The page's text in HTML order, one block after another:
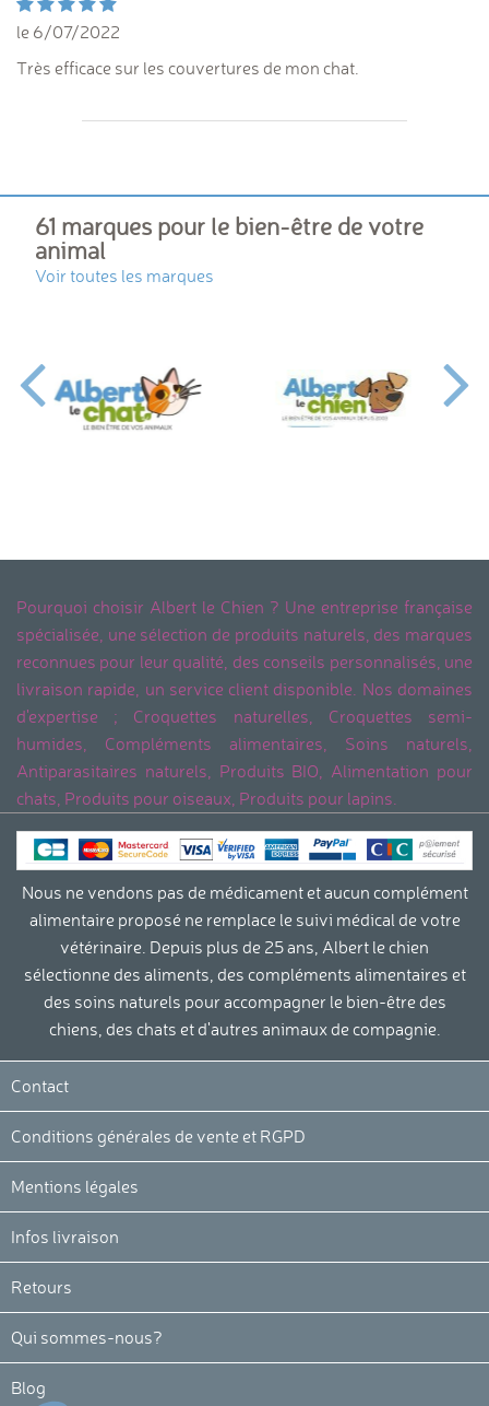
le 6/07/2022
Très efficace sur les couvertures de mon chat.
61 marques pour le bien-être de votre
animal
Voir toutes les marques
Pourquoi choisir Albert le Chien ? Une entreprise française
spécialisée, une sélection de produits naturels, des marques
reconnues pour leur qualité, des conseils personnalisés, une
livraison rapide, un service client disponible. Nos domaines
d'expertise ; Croquettes naturelles, Croquettes semi-
humides, Compléments alimentaires, Soins naturels,
Antiparasitaires naturels, Produits BIO, Alimentation pour
chats, Produits pour oiseaux, Produits pour lapins.
Nous ne vendons pas de médicament et aucun complément
alimentaire proposé ne remplace le suivi médical de votre
vétérinaire. Depuis plus de 25 ans, Albert le chien
sélectionne des aliments, des compléments alimentaires et
des soins naturels pour accompagner le bien-être des
chiens, des chats et d'autres animaux de compagnie.
Contact
Conditions générales de vente et RGPD
Mentions légales
Infos livraison
Retours
Qui sommes-nous?
Blog